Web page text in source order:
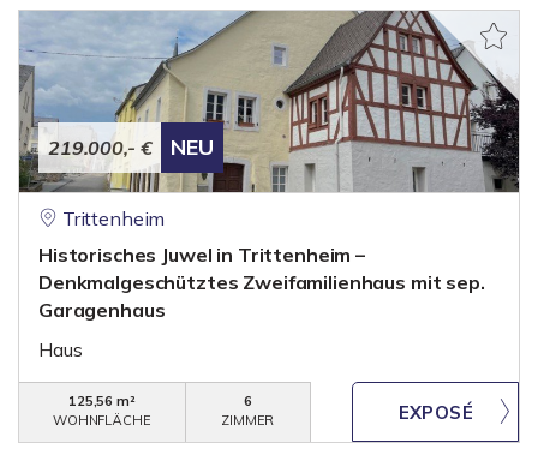
219.000,- € NEU
Trittenheim
Historisches Juwel in Trittenheim –
Denkmalgeschütztes Zweifamilienhaus mit sep.
Garagenhaus
Haus
125,56 m²
WOHNFLÄCHE
6
ZIMMER